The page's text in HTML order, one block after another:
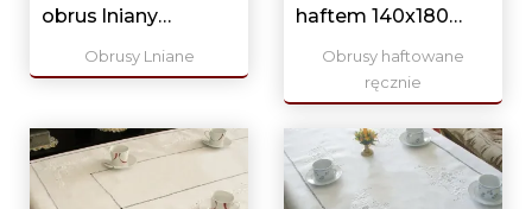
obrus lniany
140x205Obrusy Lniane
haftem 140x180
"Czerwone róże"
Obrusy haftowane
ręcznie